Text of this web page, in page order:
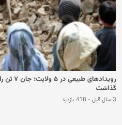
گذاشت
3 سال قبل - 418 بازدید